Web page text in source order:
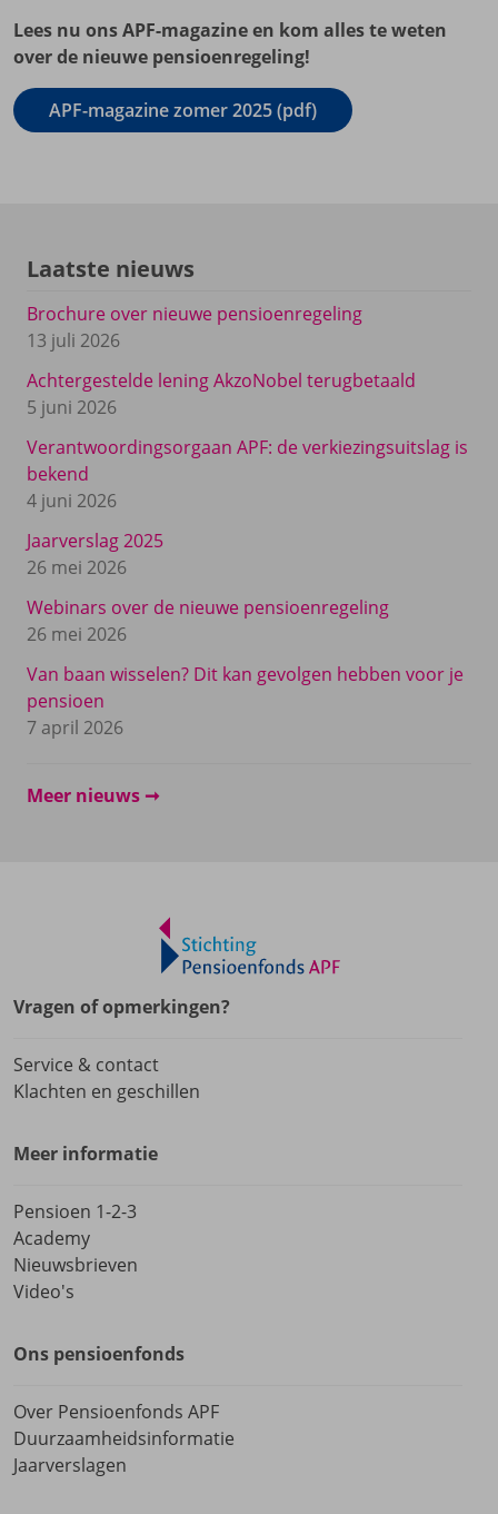
Lees nu ons APF-magazine en kom alles te weten
over de nieuwe pensioenregeling!
APF-magazine zomer 2025 (pdf)
Laatste nieuws
Brochure over nieuwe pensioenregeling
13 juli 2026
Achtergestelde lening AkzoNobel terugbetaald
5 juni 2026
Verantwoordingsorgaan APF: de verkiezingsuitslag is
bekend
4 juni 2026
Jaarverslag 2025
26 mei 2026
Webinars over de nieuwe pensioenregeling
26 mei 2026
Van baan wisselen? Dit kan gevolgen hebben voor je
pensioen
7 april 2026
Meer nieuws
Vragen of opmerkingen?
Service & contact
Klachten en geschillen
Meer informatie
Pensioen 1-2-3
Academy
Nieuwsbrieven
Video's
Ons pensioenfonds
Over Pensioenfonds APF
Duurzaamheidsinformatie
Jaarverslagen